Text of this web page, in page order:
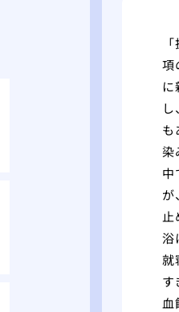
項
に
も
染
中
が
浴
就
す